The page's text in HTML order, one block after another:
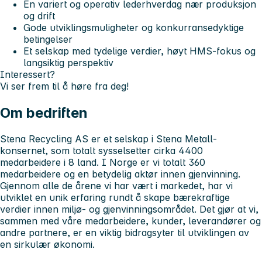
En variert og operativ lederhverdag nær produksjon
og drift
Gode utviklingsmuligheter og konkurransedyktige
betingelser
Et selskap med tydelige verdier, høyt HMS-fokus og
langsiktig perspektiv
Interessert?
Vi ser frem til å høre fra deg!
Om bedriften
Stena Recycling AS er et selskap i Stena Metall-
konsernet, som totalt sysselsetter cirka 4400
medarbeidere i 8 land. I Norge er vi totalt 360
medarbeidere og en betydelig aktør innen gjenvinning.
Gjennom alle de årene vi har vært i markedet, har vi
utviklet en unik erfaring rundt å skape bærekraftige
verdier innen miljø- og gjenvinningsområdet. Det gjør at vi,
sammen med våre medarbeidere, kunder, leverandører og
andre partnere, er en viktig bidragsyter til utviklingen av
en sirkulær økonomi.